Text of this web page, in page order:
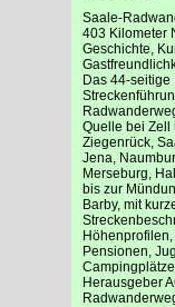
Saale-
403 Kilometer
Geschichte,
Das 44-seitige
Quelle bei Zell
Ziegenrück,
Jena,
Merseburg,
bis zur
Barby, mit
Pensionen,
Herausgeber